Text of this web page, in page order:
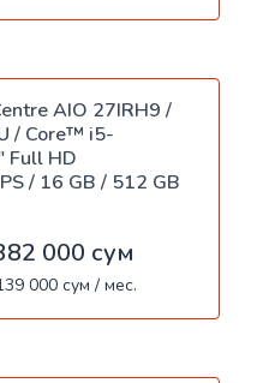
AIO 27IRH9 /
/ Core™ i5-
Full HD
/ 16 GB / 512 GB
000 сум
000 сум / мес.